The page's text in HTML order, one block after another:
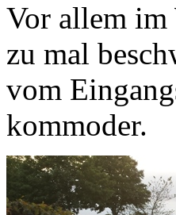
Vor allem im
zu mal
vom
kommoder.